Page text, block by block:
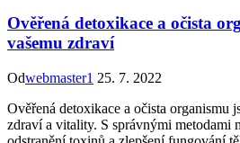
Ověřená detoxikace a očista
vašemu zdraví
Odwebmaster1 25. 7. 2022
Ověřená detoxikace a očista organismu
zdraví a vitality. S správnými metodami